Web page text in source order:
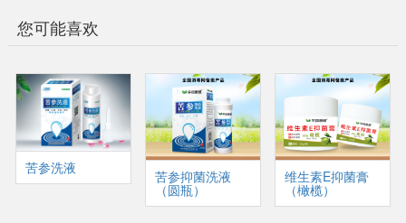
您可能喜欢
苦参洗液
苦参抑菌洗液
（圆瓶）
维生素E抑菌膏
（橄榄）